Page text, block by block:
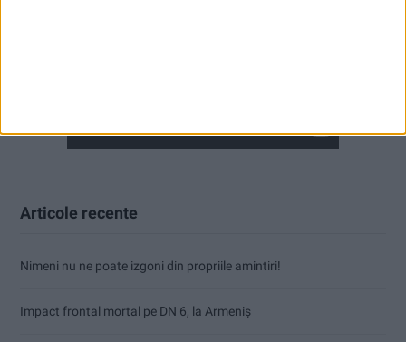
Articole recente
Nimeni nu ne poate izgoni din propriile amintiri!
Impact frontal mortal pe DN 6, la Armeniș